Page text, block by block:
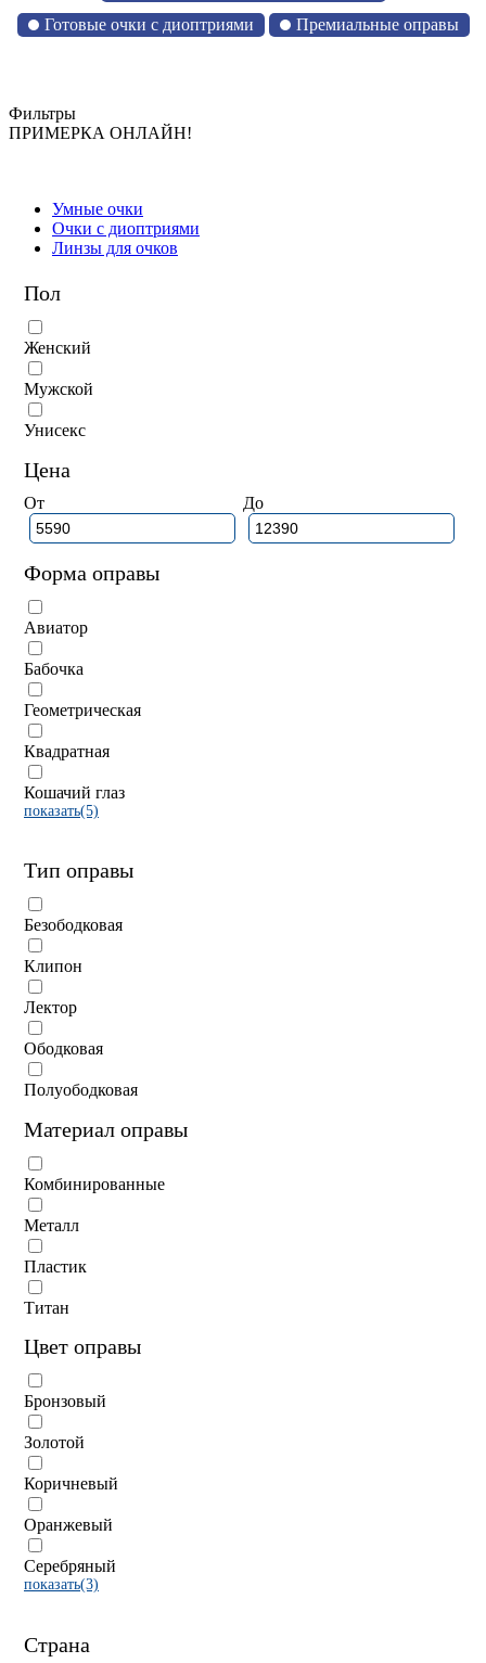
Готовые очки с диоптриями
Премиальные оправы
Фильтры
ПРИМЕРКА ОНЛАЙН!
Умные очки
Очки с диоптриями
Линзы для очков
Пол
Женский
Мужской
Унисекс
Цена
От До
Форма оправы
Авиатор
Бабочка
Геометрическая
Квадратная
Кошачий глаз
показать(5)
Тип оправы
Безободковая
Клипон
Лектор
Ободковая
Полуободковая
Материал оправы
Комбинированные
Металл
Пластик
Титан
Цвет оправы
Бронзовый
Золотой
Коричневый
Оранжевый
Серебряный
показать(3)
Страна